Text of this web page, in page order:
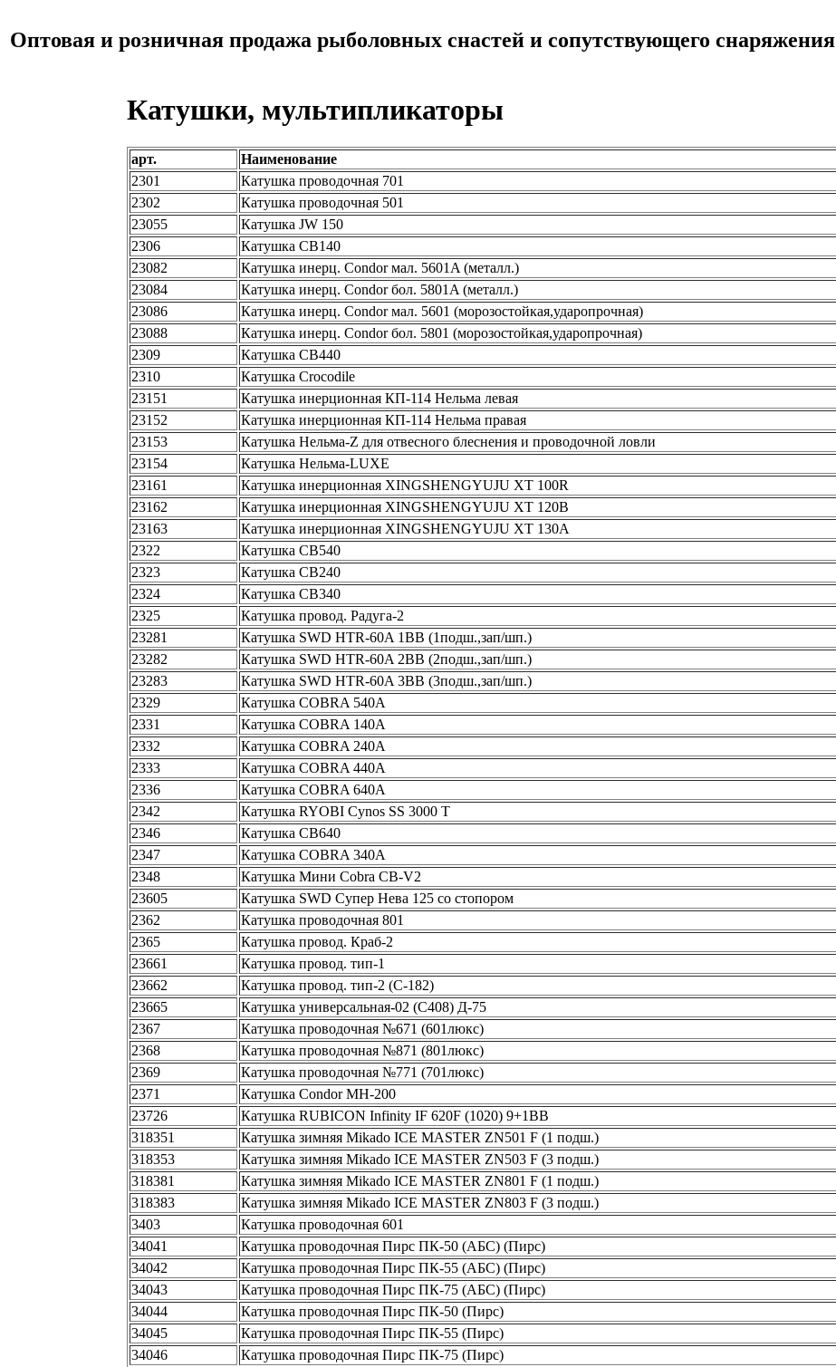
Оптовая и розничная продажа рыболовных снастей и сопутствующего снаряжения
Катушки, мультипликаторы
арт. Наименование
2301
Катушка проводочная 701
2302
Катушка проводочная 501
23055
Катушка JW 150
2306
Катушка CB140
23082
Катушка инерц. Condor мал. 5601A (металл.)
23084
Катушка инерц. Condor бол. 5801A (металл.)
23086
Катушка инерц. Condor мал. 5601 (морозостойкая,ударопрочная)
23088
Катушка инерц. Condor бол. 5801 (морозостойкая,ударопрочная)
2309
Катушка CB440
2310
Катушка Crocodile
23151
Катушка инерционная КП-114 Нельма левая
23152
Катушка инерционная КП-114 Нельма правая
23153
Катушка Нельма-Z для отвесного блеснения и проводочной ловли
23154
Катушка Нельма-LUXE
23161
Катушка инерционная XINGSHENGYUJU XT 100R
23162
Катушка инерционная XINGSHENGYUJU XT 120B
23163
Катушка инерционная XINGSHENGYUJU XT 130A
2322
Катушка CB540
2323
Катушка CB240
2324
Катушка CB340
2325
Катушка провод. Радуга-2
23281
Катушка SWD HTR-60A 1BB (1подш.,зап/шп.)
23282
Катушка SWD HTR-60A 2BB (2подш.,зап/шп.)
23283
Катушка SWD HTR-60A 3BB (3подш.,зап/шп.)
2329
Катушка COBRA 540A
2331
Катушка COBRA 140A
2332
Катушка COBRA 240A
2333
Катушка COBRA 440A
2336
Катушка COBRA 640A
2342
Катушка RYOBI Cynos SS 3000 T
2346
Катушка CB640
2347
Катушка COBRA 340A
2348
Катушка Мини Cobra CB-V2
23605
Катушка SWD Супер Нева 125 со стопором
2362
Катушка проводочная 801
2365
Катушка провод. Краб-2
23661
Катушка провод. тип-1
23662
Катушка провод. тип-2 (С-182)
23665
Катушка универсальная-02 (С408) Д-75
2367
Катушка проводочная №671 (601люкс)
2368
Катушка проводочная №871 (801люкс)
2369
Катушка проводочная №771 (701люкс)
2371
Катушка Condor MH-200
23726
Катушка RUBICON Infinity IF 620F (1020) 9+1BB
318351
Катушка зимняя Mikado ICE MASTER ZN501 F (1 подш.)
318353
Катушка зимняя Mikado ICE MASTER ZN503 F (3 подш.)
318381
Катушка зимняя Mikado ICE MASTER ZN801 F (1 подш.)
318383
Катушка зимняя Mikado ICE MASTER ZN803 F (3 подш.)
3403
Катушка проводочная 601
34041
Катушка проводочная Пирс ПК-50 (АБС) (Пирс)
34042
Катушка проводочная Пирс ПК-55 (АБС) (Пирс)
34043
Катушка проводочная Пирс ПК-75 (АБС) (Пирс)
34044
Катушка проводочная Пирс ПК-50 (Пирс)
34045
Катушка проводочная Пирс ПК-55 (Пирс)
34046
Катушка проводочная Пирс ПК-75 (Пирс)